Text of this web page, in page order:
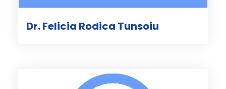
Dr. Felicia Rodica Tunsoiu